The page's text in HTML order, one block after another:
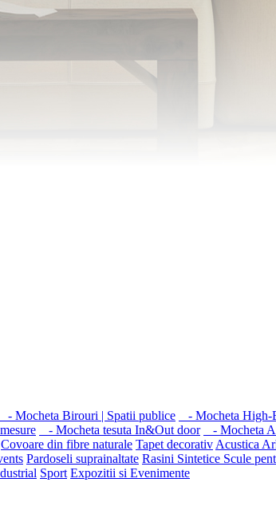
- Mocheta Birouri | Spatii publice - Mocheta High-
- Mocheta tesuta In&Out door - Mocheta
Covoare din fibre naturale Tapet decorativAcustica
Pardoseli suprainaltate Rasini Sintetice Scule
Sport Expozitii si Evenimente